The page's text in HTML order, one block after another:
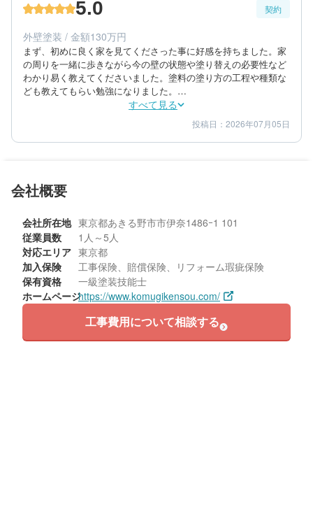
70代/男性/一棟アパート
築年数：38年
5.0 契約
外壁塗装 / 金額130万円
まず、初めに良く家を見てくださった事に好感を持ちました。家
の周りを一緒に歩きながら今の壁の状態や塗り替えの必要性など
わかり易く教えてくださいました。塗料の塗り方の工程や種類な
ども教えてもらい勉強になりました。
担当の方が誠実で経験値の高い方だと思い安心して頼む事が出来
金額も思っていたより安価だったのも決め手になりました。
すべて見る
金額感 5
担当者 5
エリア：東京都あきる野市
築年数：36年
投稿日：2026年07月05日
会社概要
会社所在地 東京都あきる野市市伊奈1486ｰ1 101
従業員数
1人～5人
対応エリア 東京都
加入保険
工事保険、賠償保険、リフォーム瑕疵保険
保有資格
一級塗装技能士
ホームページhttps://www.komugikensou.com/
工事費用について相談する